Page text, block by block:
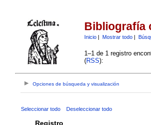
Bibliografía
Inicio| Mostrar todo|
1–1 de 1 registro
(RSS):
Opciones de búsqueda y visualización
Seleccionar todo Deseleccionar todo
Registro